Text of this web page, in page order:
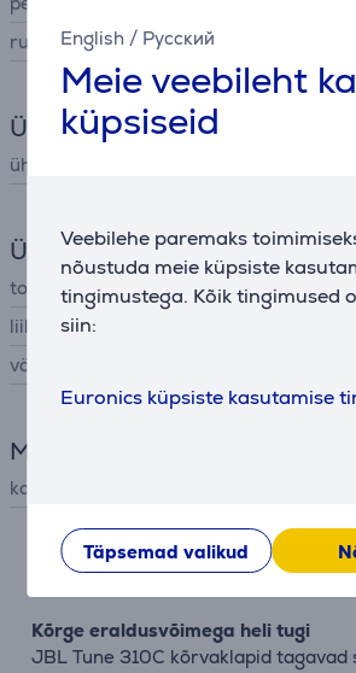
English / Русский
Meie veebileht
küpsiseid
Veebilehe paremaks
nõustuda meie küpsiste
tingimustega. Kõik tingimused
siin:
Euronics küpsiste kasutamise
Täpsemad valikud
ruumiline heli
Ühenduvus
ühendusliidese tüüp
Üldine parameeter
tootja
liik
värv
Mõõtmed
kaal
Kirjeldus
Kõrge eraldusvõimega heli tugi
JBL Tune 310C kõrvaklapid tagavad